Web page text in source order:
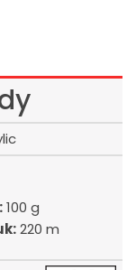
100 g
220 m